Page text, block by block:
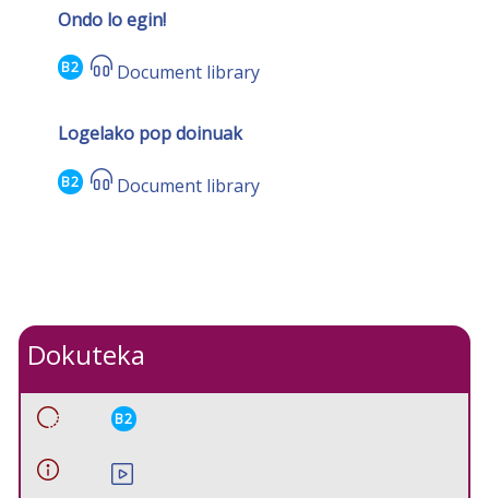
Ondo lo egin!
B2 Document library
Logelako pop doinuak
B2 Document library
Dokuteka
B2